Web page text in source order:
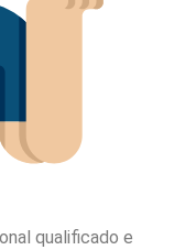
qualificado e